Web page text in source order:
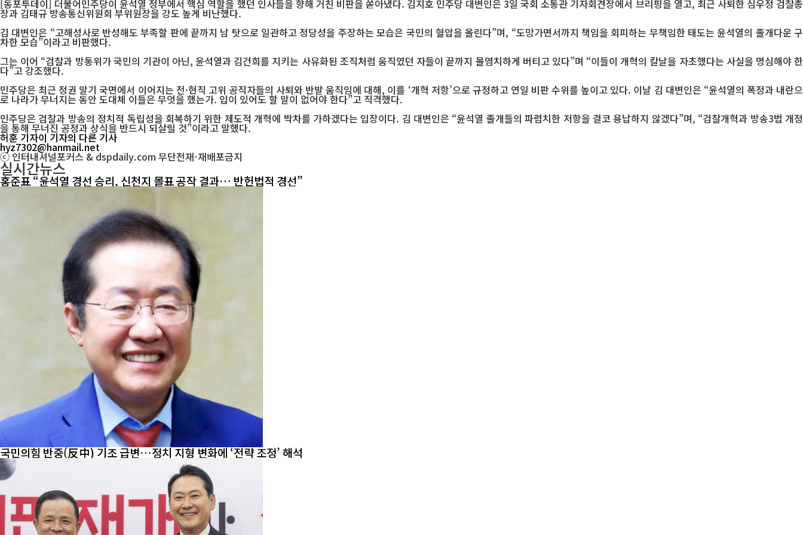
[동포투데이] 더불어민주당이 윤석열 정부에서 핵심 역할을 했던 인사들을 향해 거친 비판을 쏟아냈다. 김지호 민주당 대변인은 3일 국회 소통관 기자회견장에서 브리핑을 열고, 최근 사퇴한 심우정 검찰총
장과 김태규 방송통신위원회 부위원장을 강도 높게 비난했다.
김 대변인은 “고해성사로 반성해도 부족할 판에 끝까지 남 탓으로 일관하고 정당성을 주장하는 모습은 국민의 혈압을 올린다”며, “도망가면서까지 책임을 회피하는 무책임한 태도는 윤석열의 졸개다운 구
차한 모습”이라고 비판했다.
그는 이어 “검찰과 방통위가 국민의 기관이 아닌, 윤석열과 김건희를 지키는 사유화된 조직처럼 움직였던 자들이 끝까지 몰염치하게 버티고 있다”며 “이들이 개혁의 칼날을 자초했다는 사실을 명심해야 한
다”고 강조했다.
민주당은 최근 정권 말기 국면에서 이어지는 전·현직 고위 공직자들의 사퇴와 반발 움직임에 대해, 이를 ‘개혁 저항’으로 규정하고 연일 비판 수위를 높이고 있다. 이날 김 대변인은 “윤석열의 폭정과 내란으
로 나라가 무너지는 동안 도대체 이들은 무엇을 했는가. 입이 있어도 할 말이 없어야 한다”고 직격했다.
민주당은 검찰과 방송의 정치적 독립성을 회복하기 위한 제도적 개혁에 박차를 가하겠다는 입장이다. 김 대변인은 “윤석열 졸개들의 파렴치한 저항을 결코 용납하지 않겠다”며, “검찰개혁과 방송3법 개정
을 통해 무너진 공정과 상식을 반드시 되살릴 것”이라고 말했다.
허훈 기자이 기자의 다른 기사
hyz7302@hanmail.net
ⓒ 인터내셔널포커스 & dspdaily.com 무단전재-재배포금지
실시간뉴스
홍준표 “윤석열 경선 승리, 신천지 몰표 공작 결과… 반헌법적 경선”
국민의힘 반중(反中) 기조 급변…정치 지형 변화에 ‘전략 조정’ 해석